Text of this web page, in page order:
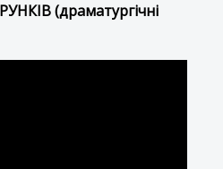
(драматургічні